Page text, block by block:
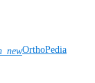
OrthoPedia